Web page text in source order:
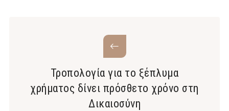
Τροπολογία για το ξέπλυμα
χρήματος δίνει πρόσθετο χρόνο στη
Δικαιοσύνη